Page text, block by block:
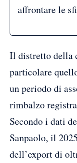
affrontare le
Il distretto della
particolare
un periodo di
rimbalzo
Secondo i dati
Sanpaolo, il
dell’export di